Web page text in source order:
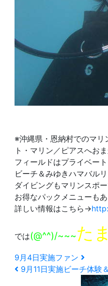
※沖縄県・恩納村でのマリ
ト・マリン／ピアスへおま
フィールドはプライベー
ビーチ＆みゆきハマバルリ
ダイビングもマリンスポ
お得なパックメニューもあ
詳しい情報はこちら→
では(@^^)/~~~たま
9月4日実施ファン
9月11日実施ビーチ体験